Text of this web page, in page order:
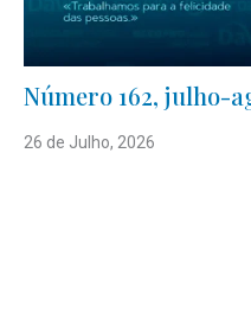
Número 162, julho-
26 de Julho, 2026